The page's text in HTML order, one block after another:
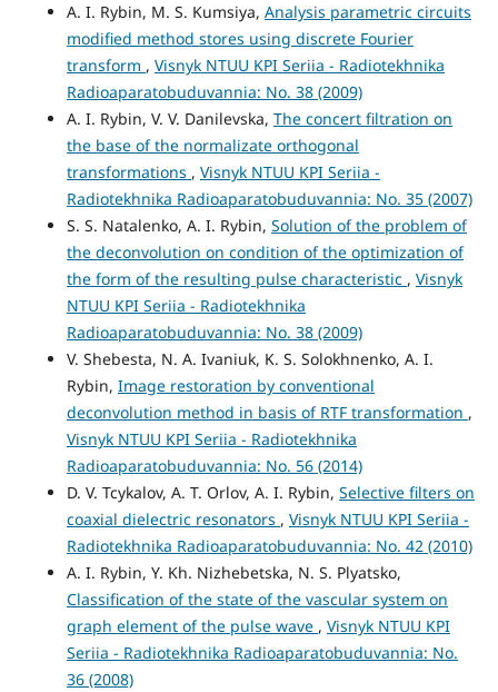
A. I. Rybin, M. S. Kumsiya, Analysis parametric circuits
modified method stores using discrete Fourier
transform , Visnyk NTUU KPI Seriia - Radiotekhnika
Radioaparatobuduvannia: No. 38 (2009)
A. I. Rybin, V. V. Danilevska, The concert filtration on
the base of the normalizate orthogonal
transformations , Visnyk NTUU KPI Seriia -
Radiotekhnika Radioaparatobuduvannia: No. 35 (2007)
S. S. Natalenko, A. I. Rybin, Solution of the problem of
the deconvolution on condition of the optimization of
the form of the resulting pulse characteristic , Visnyk
NTUU KPI Seriia - Radiotekhnika
Radioaparatobuduvannia: No. 38 (2009)
V. Shebesta, N. A. Ivaniuk, K. S. Solokhnenko, A. I.
Rybin, Image restoration by conventional
deconvolution method in basis of RTF transformation ,
Visnyk NTUU KPI Seriia - Radiotekhnika
Radioaparatobuduvannia: No. 56 (2014)
D. V. Tcykalov, A. T. Orlov, A. I. Rybin, Selective filters on
coaxial dielectric resonators , Visnyk NTUU KPI Seriia -
Radiotekhnika Radioaparatobuduvannia: No. 42 (2010)
A. I. Rybin, Y. Kh. Nizhebetska, N. S. Plyatsko,
Classification of the state of the vascular system on
graph element of the pulse wave , Visnyk NTUU KPI
Seriia - Radiotekhnika Radioaparatobuduvannia: No.
36 (2008)